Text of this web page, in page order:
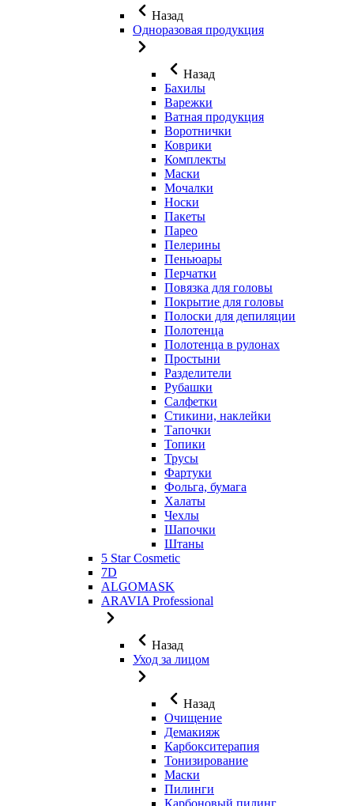
Назад
Одноразовая продукция
Назад
Бахилы
Варежки
Ватная продукция
Воротнички
Коврики
Комплекты
Маски
Мочалки
Носки
Пакеты
Парео
Пелерины
Пеньюары
Перчатки
Повязка для головы
Покрытие для головы
Полоски для депиляции
Полотенца
Полотенца в рулонах
Простыни
Разделители
Рубашки
Салфетки
Стикини, наклейки
Тапочки
Топики
Трусы
Фартуки
Фольга, бумага
Халаты
Чехлы
Шапочки
Штаны
5 Star Cosmetic
7D
ALGOMASK
ARAVIA Professional
Назад
Уход за лицом
Назад
Очищение
Демакияж
Карбокситерапия
Тонизирование
Маски
Пилинги
Карбоновый пилинг